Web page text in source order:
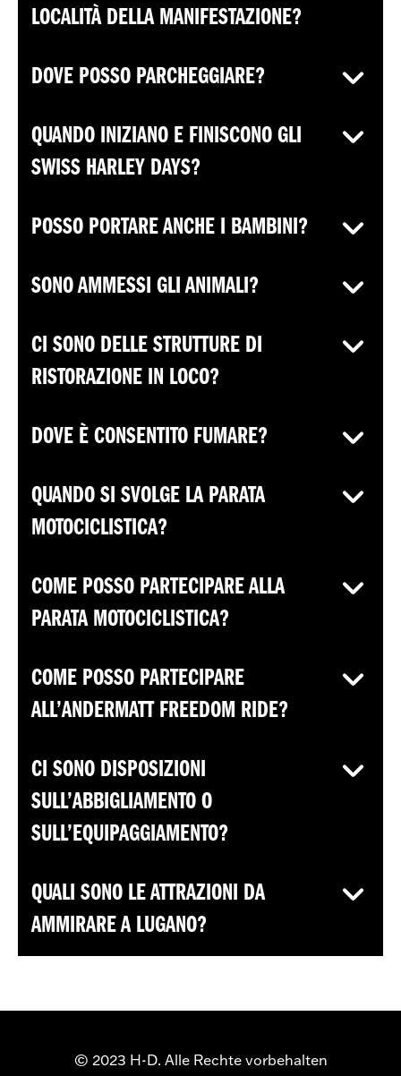
LOCALITÀ DELLA MANIFESTAZIONE?
DOVE POSSO PARCHEGGIARE?
QUANDO INIZIANO E FINISCONO GLI
SWISS HARLEY DAYS?
POSSO PORTARE ANCHE I BAMBINI?
SONO AMMESSI GLI ANIMALI?
CI SONO DELLE STRUTTURE DI
RISTORAZIONE IN LOCO?
DOVE È CONSENTITO FUMARE?
QUANDO SI SVOLGE LA PARATA
MOTOCICLISTICA?
COME POSSO PARTECIPARE ALLA
PARATA MOTOCICLISTICA?
COME POSSO PARTECIPARE
ALL’ANDERMATT FREEDOM RIDE?
CI SONO DISPOSIZIONI
SULL’ABBIGLIAMENTO O
SULL’EQUIPAGGIAMENTO?
QUALI SONO LE ATTRAZIONI DA
AMMIRARE A LUGANO?
© 2023 H-D. Alle Rechte vorbehalten